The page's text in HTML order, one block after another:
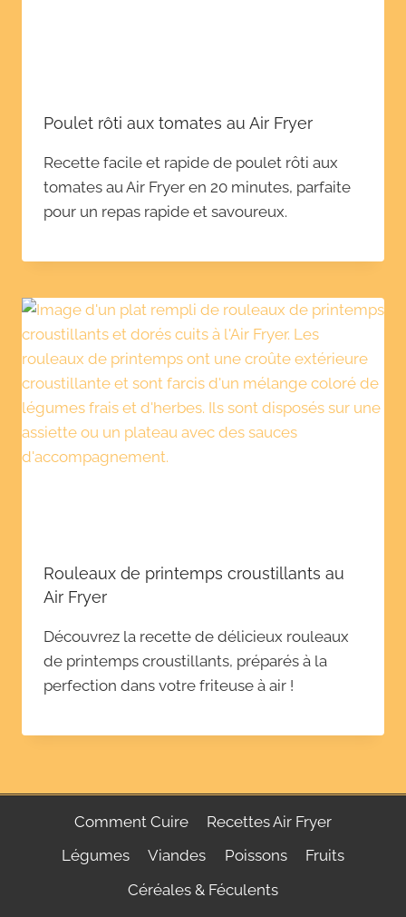
Poulet rôti aux tomates au Air Fryer
Recette facile et rapide de poulet rôti aux
tomates au Air Fryer en 20 minutes, parfaite
pour un repas rapide et savoureux.
Rouleaux de printemps croustillants au
Air Fryer
Découvrez la recette de délicieux rouleaux
de printemps croustillants, préparés à la
perfection dans votre friteuse à air !
Comment Cuire
Recettes Air Fryer
Légumes
Viandes Poissons
Fruits
Céréales & Féculents